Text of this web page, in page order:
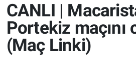
CANLI |
Portekiz maçını
(Maç Linki)